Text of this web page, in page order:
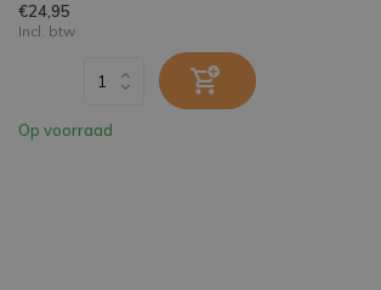
€24,95
Incl. btw
Op voorraad